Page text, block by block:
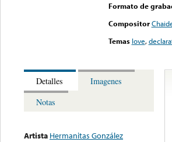
Formato de
Compositor
Temas love,
Detalles
Imagenes
Notas
Artista Hermanitas González